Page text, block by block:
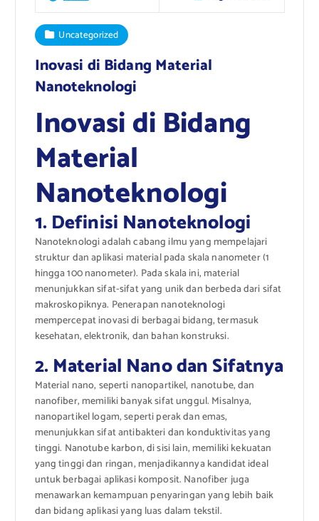
Uncategorized
Inovasi di Bidang Material
Nanoteknologi
Inovasi di Bidang
Material
Nanoteknologi
1. Definisi Nanoteknologi
Nanoteknologi adalah cabang ilmu yang mempelajari
struktur dan aplikasi material pada skala nanometer (1
hingga 100 nanometer). Pada skala ini, material
menunjukkan sifat-sifat yang unik dan berbeda dari sifat
makroskopiknya. Penerapan nanoteknologi
mempercepat inovasi di berbagai bidang, termasuk
kesehatan, elektronik, dan bahan konstruksi.
2. Material Nano dan Sifatnya
Material nano, seperti nanopartikel, nanotube, dan
nanofiber, memiliki banyak sifat unggul. Misalnya,
nanopartikel logam, seperti perak dan emas,
menunjukkan sifat antibakteri dan konduktivitas yang
tinggi. Nanotube karbon, di sisi lain, memiliki kekuatan
yang tinggi dan ringan, menjadikannya kandidat ideal
untuk berbagai aplikasi komposit. Nanofiber juga
menawarkan kemampuan penyaringan yang lebih baik
dan bidang aplikasi yang luas dalam tekstil.